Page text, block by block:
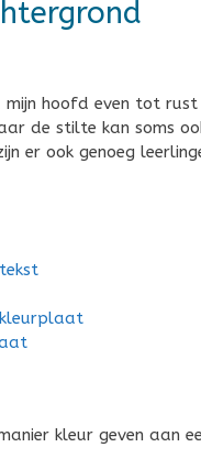
mijn hoofd even tot
de stilte kan soms
er ook genoeg
kleur geven aan